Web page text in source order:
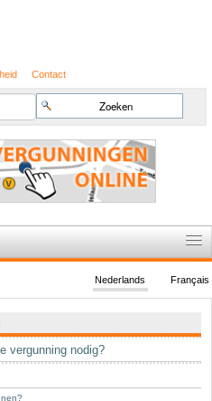
Contact
Français
Nederlands
vergunning nodig?